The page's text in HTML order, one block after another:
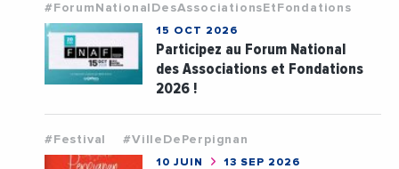
#ForumNationalDesAssociationsEtFondations
15 OCT 2026
Participez au Forum National
des Associations et Fondations
2026 !
#Festival #VilleDePerpignan
10 JUIN 13 SEP 2026